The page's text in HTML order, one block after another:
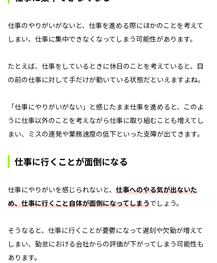
仕事のやりがいがないと、仕事を進める際にほかのことを考えて
しまい、仕事に集中できなくなってしまう可能性があります。
たとえば、仕事をしているときに休日のことを考えていると、目
の前の仕事に対して手だけが動いている状態だといえますよね。
「仕事にやりがいがない」と感じたまま仕事を進めると、このよ
うに仕事以外のことを考えながら仕事に取り組むことも増えてし
まい、ミスの連発や業務速度の低下といった支障が出てきます。
仕事に行くことが面倒になる
仕事にやりがいを感じられないと、 仕事へのやる気が出ないた
め、仕事に行くこと自体が面倒になってしまうでしょう。
そうなると、仕事に行くことが憂鬱になって遅刻や欠勤が増えて
しまい、勤怠における会社からの評価が下がってしまう可能性も
あります。